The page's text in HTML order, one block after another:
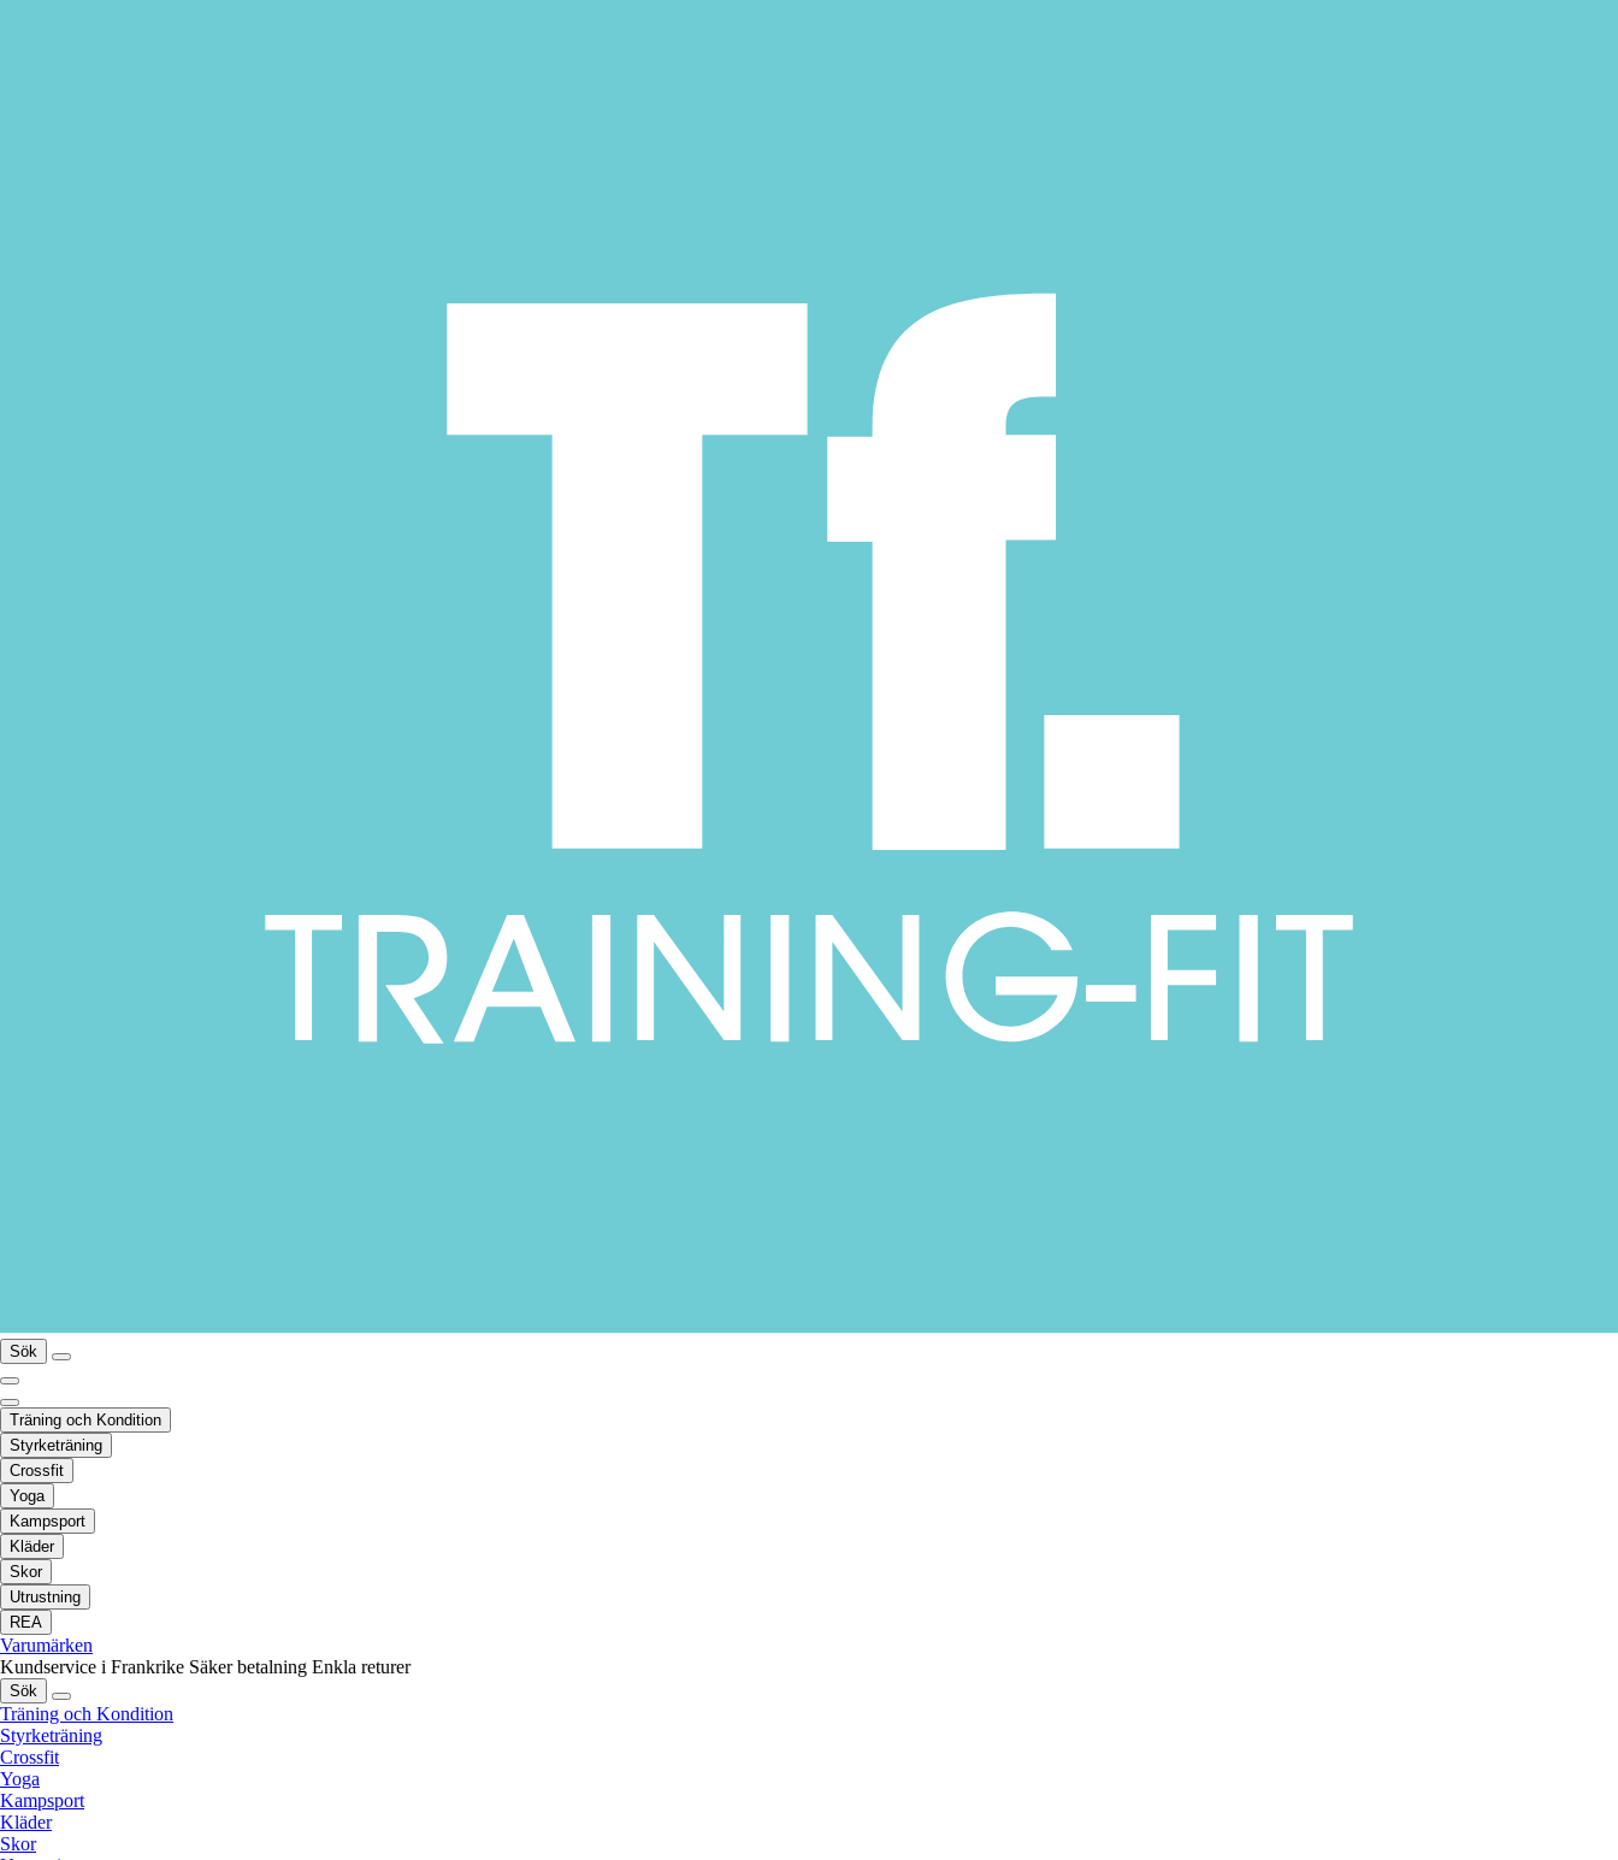
Sök
Träning och Kondition
Styrketräning
Crossfit
Yoga
Kampsport
Kläder
Skor
Utrustning
REA
Varumärken
Kundservice i Frankrike Säker betalning Enkla returer
Sök
Träning och Kondition
Styrketräning
Crossfit
Yoga
Kampsport
Kläder
Skor